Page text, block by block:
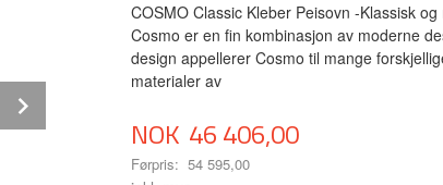
COSMO Classic Kleber Peisovn -Klassisk
Cosmo er en fin kombinasjon av moderne
design appellerer Cosmo til mange
materialer av
Tilbud
NOK 46 406,00
Førpris: 54 595,00